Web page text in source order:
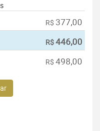
R$ 377,00
R$446,00
R$ 498,00